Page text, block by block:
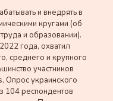
и внедрять в
кругами (об
и образовании).
года, охватил
среднего и крупного
участников
Опрос украинского
104 респондентов